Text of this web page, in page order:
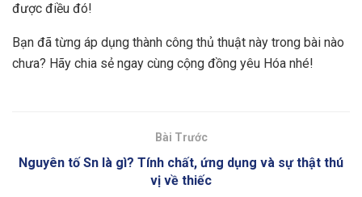
được điều đó!
Bạn đã từng áp dụng thành công thủ thuật này trong bài nào
chưa? Hãy chia sẻ ngay cùng cộng đồng yêu Hóa nhé!
Bài Trước
Nguyên tố Sn là gì? Tính chất, ứng dụng và sự thật thú
vị về thiếc